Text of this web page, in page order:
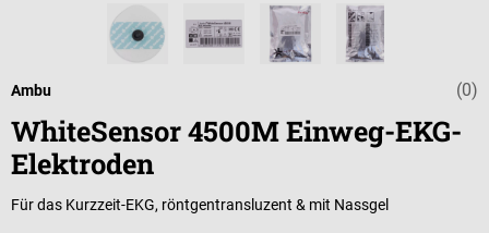
(0)
Ambu
WhiteSensor 4500M Einweg-EKG-
Elektroden
Für das Kurzzeit-EKG, röntgentransluzent & mit Nassgel